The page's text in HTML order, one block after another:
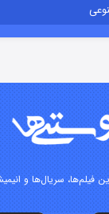
۲ (دوبله) منتشر شد
فیلم‌ها، سریال‌ها و